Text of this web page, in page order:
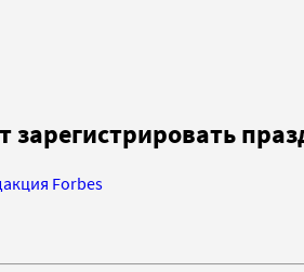
Forbes